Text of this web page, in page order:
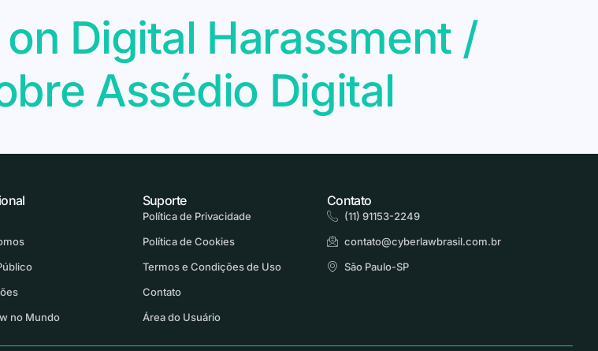
Digital Harassment /
Assédio Digital
Suporte
Política de Privacidade
Política de Cookies
Termos e Condições de Uso
Contato
Área do Usuário
Contato
(11) 91153-2249
contato@cyberlawbrasil.com.br
São Paulo-SP
no Mundo